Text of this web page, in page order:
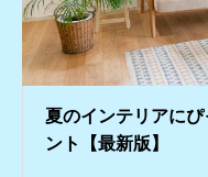
夏のインテリアに
ント【最新版】